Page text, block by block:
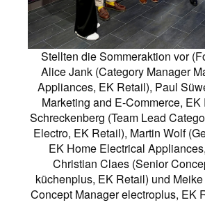
Stellten die Sommeraktion vor
Alice Jank (Category Manager
Appliances, EK Retail), Paul
Marketing and E-Commerce, EK
Schreckenberg (Team Lead
Electro, EK Retail), Martin Wolf
EK Home Electrical
Christian Claes (Senior
küchenplus, EK Retail) und
Concept Manager electroplus, EK